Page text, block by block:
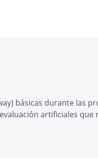
básicas durante las
artificiales que